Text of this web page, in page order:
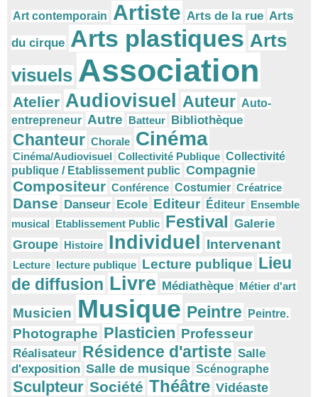
Art contemporain Artiste Arts de la rue Arts
du cirque Arts plastiques Arts
visuels Association
Atelier Audiovisuel Auteur Auto-
entrepreneur Autre Batteur Bibliothèque
Chanteur Chorale Cinéma
Cinéma/Audiovisuel Collectivité Publique Collectivité
publique / Etablissement public Compagnie
Compositeur Conférence Costumier Créatrice
Danse Danseur Ecole Editeur Éditeur Ensemble
musical Etablissement Public Festival Galerie
Groupe Histoire Individuel Intervenant
Lecture lecture publique Lecture publique Lieu
de diffusion Livre Médiathèque Métier d'art
Musicien Musique Peintre Peintre.
Photographe Plasticien Professeur
Réalisateur Résidence d'artiste Salle
d'exposition Salle de musique Scénographe
Sculpteur Société Théâtre Vidéaste